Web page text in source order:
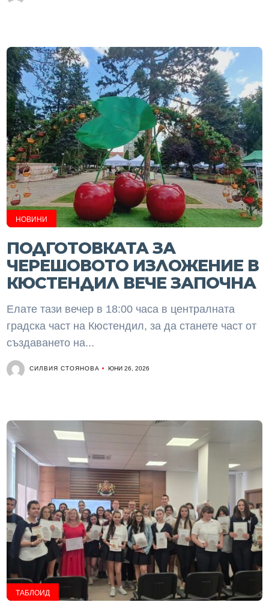
НОВИНИ
ПОДГОТОВКАТА ЗА
ЧЕРЕШОВОТО ИЗЛОЖЕНИЕ В
КЮСТЕНДИЛ ВЕЧЕ ЗАПОЧНА
Елате тази вечер в 18:00 часа в централната
градска част на Кюстендил, за да станете част от
създаването на...
СИЛВИЯ СТОЯНОВА ЮНИ 26, 2026
ТАБЛОИД